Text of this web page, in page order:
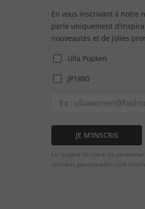
En vous inscrivant à notre
parle uniquement
nouveautés et de jolies
Ulla Popken
JP1880
JE M'INSCRIS
Le respect de votre vie
données personnelles sont